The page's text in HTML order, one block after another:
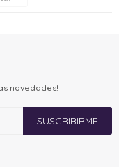
novedades!
SUSCRIBIRME